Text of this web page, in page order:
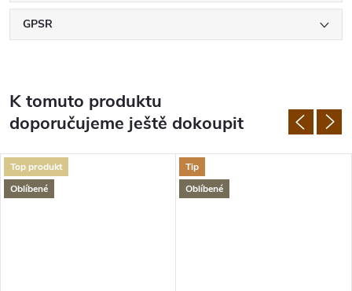
GPSR
K tomuto produktu
doporučujeme ještě dokoupit
Top produkt
Oblíbené
Tip
Oblíbené